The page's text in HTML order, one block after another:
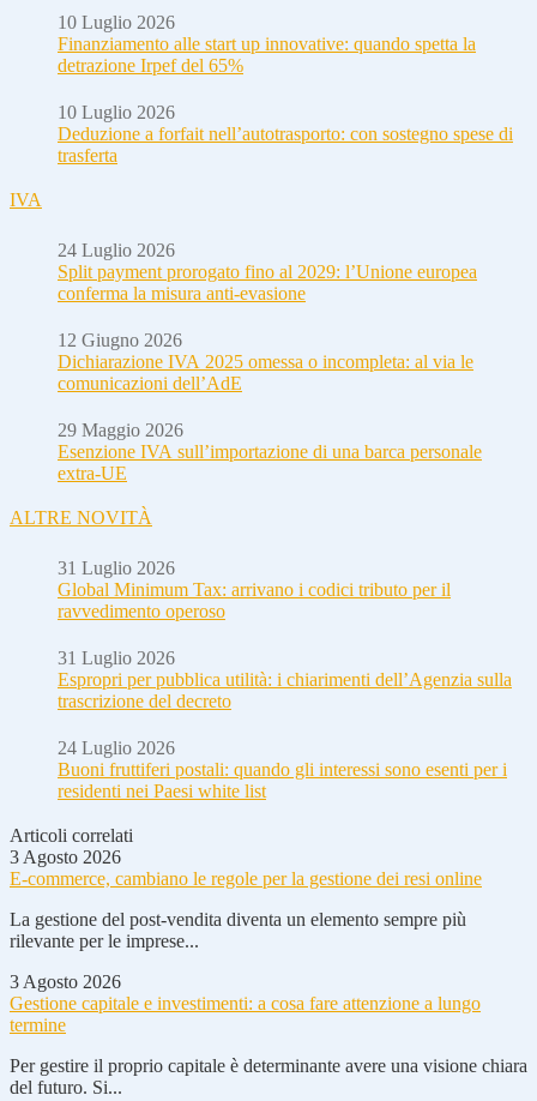
10 Luglio 2026
Finanziamento alle start up innovative: quando spetta la
detrazione Irpef del 65%
10 Luglio 2026
Deduzione a forfait nell’autotrasporto: con sostegno spese di
trasferta
IVA
24 Luglio 2026
Split payment prorogato fino al 2029: l’Unione europea
conferma la misura anti-evasione
12 Giugno 2026
Dichiarazione IVA 2025 omessa o incompleta: al via le
comunicazioni dell’AdE
29 Maggio 2026
Esenzione IVA sull’importazione di una barca personale
extra-UE
ALTRE NOVITÀ
31 Luglio 2026
Global Minimum Tax: arrivano i codici tributo per il
ravvedimento operoso
31 Luglio 2026
Espropri per pubblica utilità: i chiarimenti dell’Agenzia sulla
trascrizione del decreto
24 Luglio 2026
Buoni fruttiferi postali: quando gli interessi sono esenti per i
residenti nei Paesi white list
Articoli correlati
3 Agosto 2026
E-commerce, cambiano le regole per la gestione dei resi online
La gestione del post-vendita diventa un elemento sempre più
rilevante per le imprese...
3 Agosto 2026
Gestione capitale e investimenti: a cosa fare attenzione a lungo
termine
Per gestire il proprio capitale è determinante avere una visione chiara
del futuro. Si...